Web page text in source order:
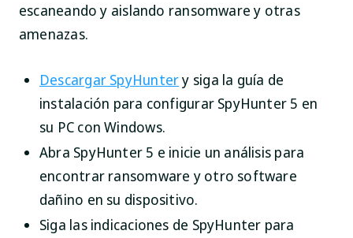
escaneando y aislando ransomware y otras
amenazas.
Descargar SpyHuntery siga la guía de
instalación para configurar SpyHunter 5 en
su PC con Windows.
Abra SpyHunter 5 e inicie un análisis para
encontrar ransomware y otro software
dañino en su dispositivo.
Siga las indicaciones de SpyHunter para